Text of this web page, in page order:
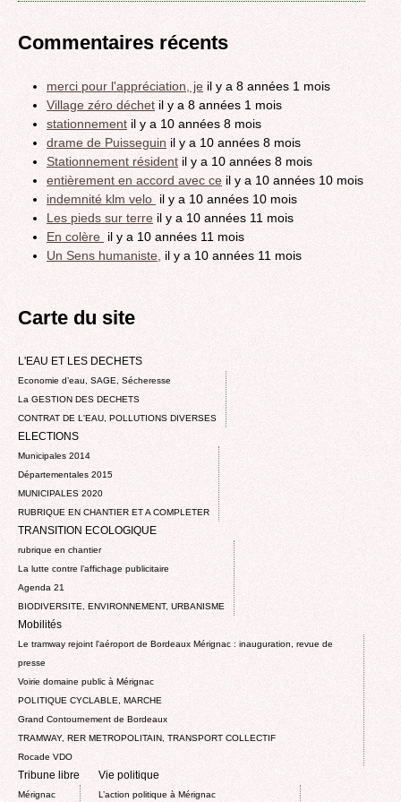
Commentaires récents
merci pour l'appréciation, je il y a 8 années 1 mois
Village zéro déchet il y a 8 années 1 mois
stationnement il y a 10 années 8 mois
drame de Puisseguin il y a 10 années 8 mois
Stationnement résident il y a 10 années 8 mois
entièrement en accord avec ce il y a 10 années 10 mois
indemnité klm velo il y a 10 années 10 mois
Les pieds sur terre il y a 10 années 11 mois
En colère il y a 10 années 11 mois
Un Sens humaniste, il y a 10 années 11 mois
Carte du site
L'EAU ET LES DECHETS
Economie d’eau, SAGE, Sécheresse
La GESTION DES DECHETS
CONTRAT DE L'EAU, POLLUTIONS DIVERSES
ELECTIONS
Municipales 2014
Départementales 2015
MUNICIPALES 2020
RUBRIQUE EN CHANTIER ET A COMPLETER
TRANSITION ECOLOGIQUE
rubrique en chantier
La lutte contre l’affichage publicitaire
Agenda 21
BIODIVERSITE, ENVIRONNEMENT, URBANISME
Mobilités
Le tramway rejoint l'aéroport de Bordeaux Mérignac : inauguration, revue de
presse
Voirie domaine public à Mérignac
POLITIQUE CYCLABLE, MARCHE
Grand Contournement de Bordeaux
TRAMWAY, RER METROPOLITAIN, TRANSPORT COLLECTIF
Rocade VDO
Tribune libre
Mérignac
Vie politique
L’action politique à Mérignac